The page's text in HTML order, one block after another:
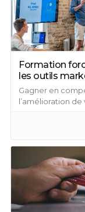
Formation
les outils
Gagner en
l’amélioration de